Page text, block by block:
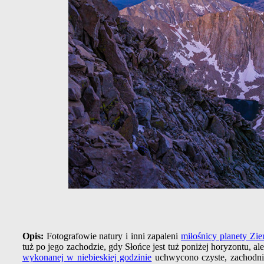
Opis: Fotografowie natury i inni zapalenimiłośnicy planety
tuż po jego zachodzie, gdy Słońce jest tuż poniżej horyzontu,
wykonanej w niebieskiej godzinie uchwycono czyste,